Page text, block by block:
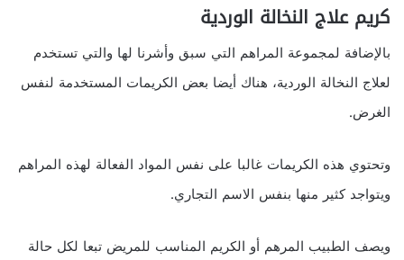
كريم علاج النخالة الوردية
بالإضافة لمجموعة المراهم التي سبق وأشرنا لها والتي تستخدم
لعلاج النخالة الوردية، هناك أيضا بعض الكريمات المستخدمة لنفس
الغرض.
وتحتوي هذه الكريمات غالبا على نفس المواد الفعالة لهذه المراهم
ويتواجد كثير منها بنفس الاسم التجاري.
ويصف الطبيب المرهم أو الكريم المناسب للمريض تبعا لكل حالة